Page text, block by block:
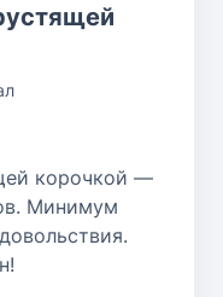
корочкой —
Минимум